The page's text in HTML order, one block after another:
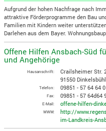
Aufgrund der hohen Nachfrage nach
attraktive Förderprogramme den Bau
Familien mit Kindern weiter
Darlehen aus dem Bayer.
Offene Hilfen Ansbach-Süd
und Angehörige
Hausanschrift:
Crailsheimer Str.
91550 Dinkelsbühl
Telefon: 09851 - 57 64 64 0
Fax: 09851 - 57 64d64
E-Mail: offene-hilfen-
WWW:
http://
im-Landkreis-